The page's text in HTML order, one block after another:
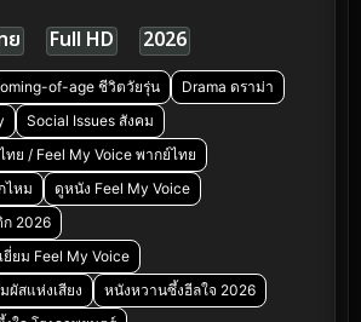
ย Full HD 2026
of-age ชีวิตวัยรุ่น
Drama ดราม่า
Social Issues สังคม
ทย / Feel My Voice พากย์ไทย
ไหม
ดูหนัง Feel My Voice
2026
ยม Feel My Voice
สแห่งเสียง
หนังหวานซึ้งฮีลใจ 2026